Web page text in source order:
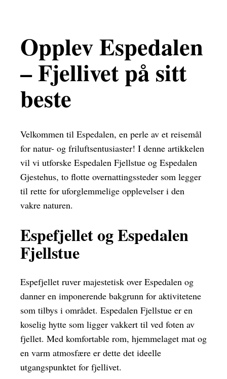
Opplev Espedalen
– Fjellivet på sitt
beste
Velkommen til Espedalen, en perle av et reisemål
for natur- og friluftsentusiaster! I denne artikkelen
vil vi utforske Espedalen Fjellstue og Espedalen
Gjestehus, to flotte overnattingssteder som legger
til rette for uforglemmelige opplevelser i den
vakre naturen.
Espefjellet og Espedalen
Fjellstue
Espefjellet ruver majestetisk over Espedalen og
danner en imponerende bakgrunn for aktivitetene
som tilbys i området. Espedalen Fjellstue er en
koselig hytte som ligger vakkert til ved foten av
fjellet. Med komfortable rom, hjemmelaget mat og
en varm atmosfære er dette det ideelle
utgangspunktet for fjellivet.